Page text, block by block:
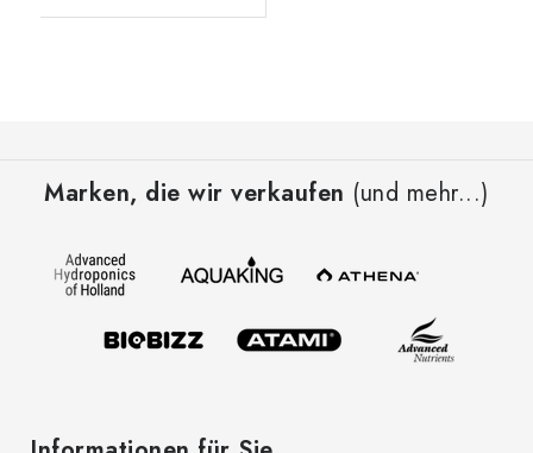
Marken, die wir verkaufen (und mehr...)